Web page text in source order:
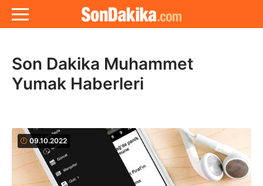
Son Dakika Muhammet
Yumak Haberleri
09.10.2022